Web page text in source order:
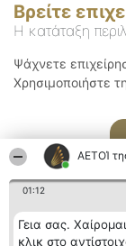
ΑΕΤΟΊ
01:12
Γεια σας.
κλικ στο
Βρείτε
Η κατάταξη
Ψάχνετε
Χρησιμοποιήστε